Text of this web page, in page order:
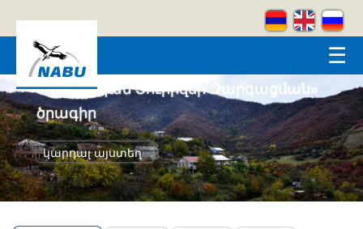
☰
«Գյուղական Տուրիզմի Զարգացման»
ծրագիր
կարդալ այստեղ